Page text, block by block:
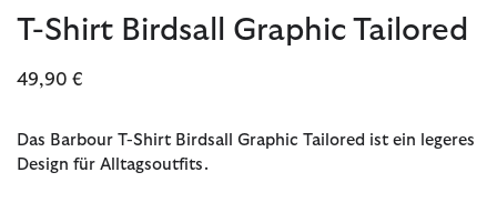
T-Shirt Birdsall Graphic Tailored
49,90 €
Das Barbour T-Shirt Birdsall Graphic Tailored ist ein legeres
Design für Alltagsoutfits.